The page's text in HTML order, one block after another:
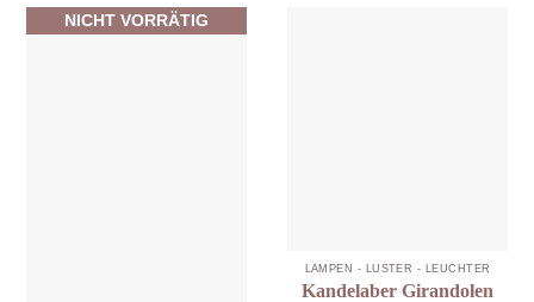
NICHT VORRÄTIG
LAMPEN - LÜSTER - LEUCHTER
Kandelaber Girandolen